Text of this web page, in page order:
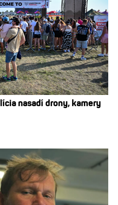
nasadí drony, kamery